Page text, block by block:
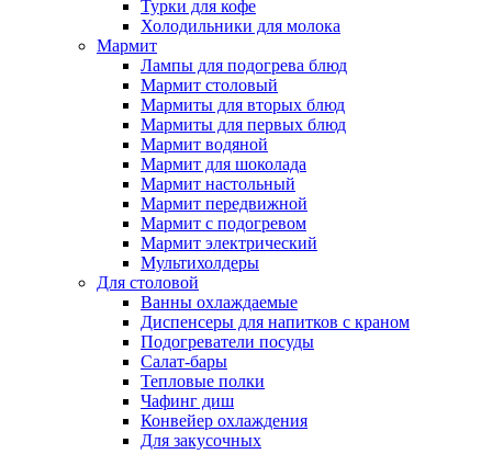
Турки для кофе
Холодильники для молока
Мармит
Лампы для подогрева блюд
Мармит столовый
Мармиты для вторых блюд
Мармиты для первых блюд
Мармит водяной
Мармит для шоколада
Мармит настольный
Мармит передвижной
Мармит с подогревом
Мармит электрический
Мультихолдеры
Для столовой
Ванны охлаждаемые
Диспенсеры для напитков с краном
Подогреватели посуды
Салат-бары
Тепловые полки
Чафинг диш
Конвейер охлаждения
Для закусочных